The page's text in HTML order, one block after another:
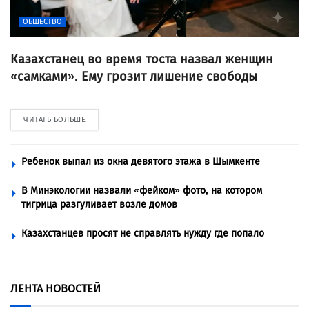
ОБЩЕСТВО
Казахстанец во время тоста назвал женщин
«самками». Ему грозит лишение свободы
ЧИТАТЬ БОЛЬШЕ
Ребенок выпал из окна девятого этажа в Шымкенте
В Минэкологии назвали «фейком» фото, на котором
тигрица разгуливает возле домов
Казахстанцев просят не справлять нужду где попало
ЛЕНТА НОВОСТЕЙ